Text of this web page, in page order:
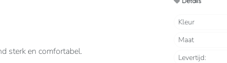
sterk en comfortabel.
Kleur
Maat
Levertijd: